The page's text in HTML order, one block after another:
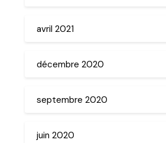
avril 2021
décembre 2020
septembre 2020
juin 2020